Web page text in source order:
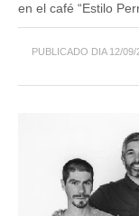
en el café “Estilo
PUBLICADO DIA 12/